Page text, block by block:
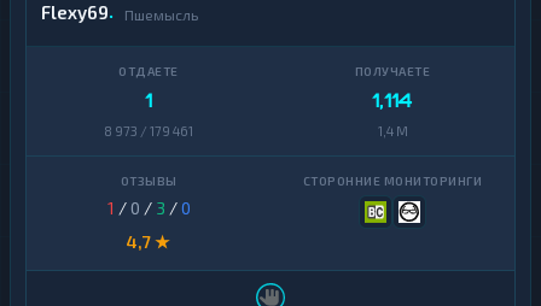
Flexy69 Пшемысль
1
8 973 / 179 461
1,114
1,4 M
1 / 0 / 3 /0
4,7 ★